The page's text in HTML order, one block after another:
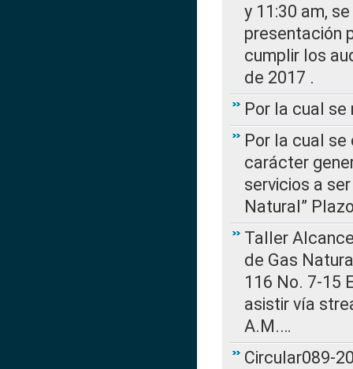
y 11:30 am,
presentación
cumplir los
de 2017 .
Por la cual se
Por la cual
carácter
servicios a
Natural”
Taller
de Gas
116 No. 7-15
asistir vía
A.M.…
Circular089-